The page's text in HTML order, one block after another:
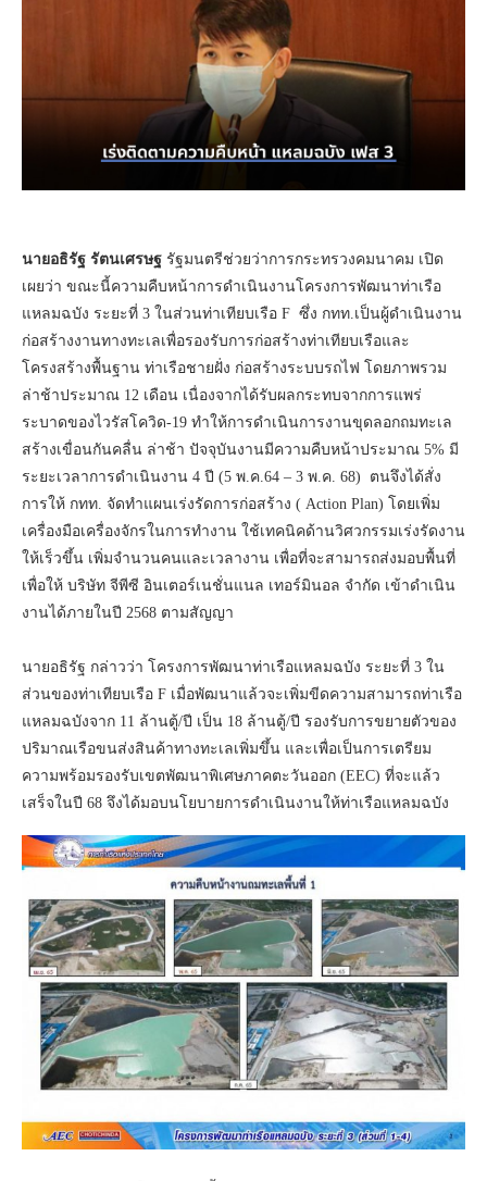
นายอธิรัฐ รัตนเศรษฐ รัฐมนตรีช่วยว่าการกระทรวงคมนาคม เปิด
เผยว่า ขณะนี้ความคืบหน้าการดำเนินงานโครงการพัฒนาท่าเรือ
แหลมฉบัง ระยะที่ 3 ในส่วนท่าเทียบเรือ F ซึ่ง กทท.เป็นผู้ดำเนินงาน
ก่อสร้างงานทางทะเลเพื่อรองรับการก่อสร้างท่าเทียบเรือและ
โครงสร้างพื้นฐาน ท่าเรือชายฝั่ง ก่อสร้างระบบรถไฟ โดยภาพรวม
ล่าช้าประมาณ 12 เดือน เนื่องจากได้รับผลกระทบจากการแพร่
ระบาดของไวรัสโควิด-19 ทำให้การดำเนินการงานขุดลอกถมทะเล
สร้างเขื่อนกันคลื่น ล่าช้า ปัจจุบันงานมีความคืบหน้าประมาณ 5% มี
ระยะเวลาการดำเนินงาน 4 ปี (5 พ.ค.64 – 3 พ.ค. 68) ตนจึงได้สั่ง
การให้ กทท. จัดทำแผนเร่งรัดการก่อสร้าง ( Action Plan) โดยเพิ่ม
เครื่องมือเครื่องจักรในการทำงาน ใช้เทคนิคด้านวิศวกรรมเร่งรัดงาน
ให้เร็วขึ้น เพิ่มจำนวนคนและเวลางาน เพื่อที่จะสามารถส่งมอบพื้นที่
เพื่อให้ บริษัท จีพีซี อินเตอร์เนชั่นแนล เทอร์มินอล จำกัด เข้าดำเนิน
งานได้ภายในปี 2568 ตามสัญญา
นายอธิรัฐ กล่าวว่า โครงการพัฒนาท่าเรือแหลมฉบัง ระยะที่ 3 ใน
ส่วนของท่าเทียบเรือ F เมื่อพัฒนาแล้วจะเพิ่มขีดความสามารถท่าเรือ
แหลมฉบังจาก 11 ล้านตู้/ปี เป็น 18 ล้านตู้/ปี รองรับการขยายตัวของ
ปริมาณเรือขนส่งสินค้าทางทะเลเพิ่มขึ้น และเพื่อเป็นการเตรียม
ความพร้อมรองรับเขตพัฒนาพิเศษภาคตะวันออก (EEC) ที่จะแล้ว
เสร็จในปี 68 จึงได้มอบนโยบายการดำเนินงานให้ท่าเรือแหลมฉบัง